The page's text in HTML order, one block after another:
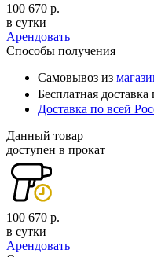
100 670 р.
в сутки
Арендовать
Способы получения
Самовывоз из
Бесплатная
Доставка по всей
Данный товар
доступен в прокат
100 670 р.
в сутки
Арендовать